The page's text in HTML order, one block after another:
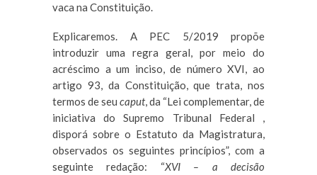
vaca na Constituição.
Explicaremos. A PEC 5/2019 propõe
introduzir uma regra geral, por meio do
acréscimo a um inciso, de número XVI, ao
artigo 93, da Constituição, que trata, nos
termos de seu caput, da “Lei complementar, de
iniciativa do Supremo Tribunal Federal ,
disporá sobre o Estatuto da Magistratura,
observados os seguintes princípios”, com a
seguinte redação: “XVI – a decisão